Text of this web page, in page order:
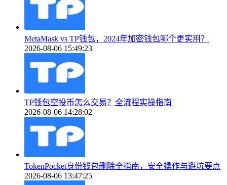
MetaMask vs TP钱包，2024年加密钱包哪个更实用？
2026-08-06 15:49:23
TP钱包空投币怎么交易？全流程实操指南
2026-08-06 14:28:02
TokenPocket身份钱包删除全指南，安全操作与避坑要点
2026-08-06 13:47:25